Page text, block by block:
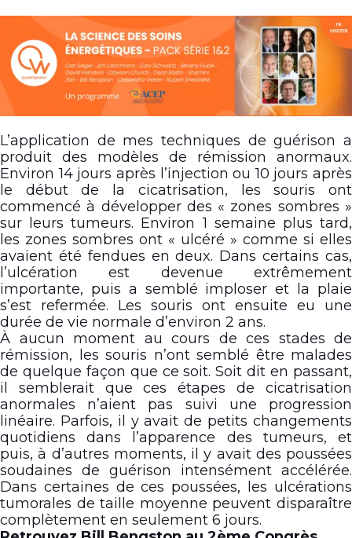
L’application de mes techniques de guérison a
produit des modèles de rémission anormaux.
Environ 14 jours après l’injection ou 10 jours après
le début de la cicatrisation, les souris ont
commencé à développer des « zones sombres »
sur leurs tumeurs. Environ 1 semaine plus tard,
les zones sombres ont « ulcéré » comme si elles
avaient été fendues en deux. Dans certains cas,
l’ulcération est devenue extrêmement
importante, puis a semblé imploser et la plaie
s’est refermée. Les souris ont ensuite eu une
durée de vie normale d’environ 2 ans.
À aucun moment au cours de ces stades de
rémission, les souris n’ont semblé être malades
de quelque façon que ce soit. Soit dit en passant,
il semblerait que ces étapes de cicatrisation
anormales n’aient pas suivi une progression
linéaire. Parfois, il y avait de petits changements
quotidiens dans l’apparence des tumeurs, et
puis, à d’autres moments, il y avait des poussées
soudaines de guérison intensément accélérée.
Dans certaines de ces poussées, les ulcérations
tumorales de taille moyenne peuvent disparaître
complètement en seulement 6 jours.